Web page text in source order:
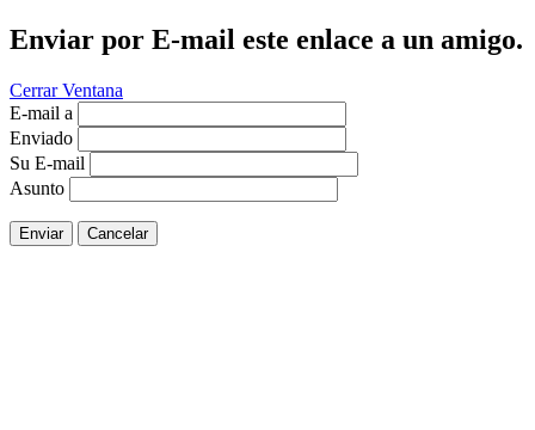
Enviar por E-mail este enlace a un amigo.
Cerrar Ventana
E-mail a
Enviado
Su E-mail
Asunto
Enviar Cancelar